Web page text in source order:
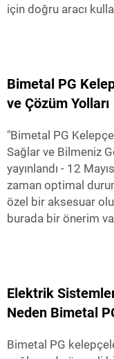
için doğru aracı
Bimetal PG
ve Çözüm Yolları
"Bimetal PG
Sağlar ve Bilmeniz
yayınlandı - 12
zaman optimal
özel bir aksesuar
burada bir önerim
Elektrik
Neden Bimetal
Bimetal PG